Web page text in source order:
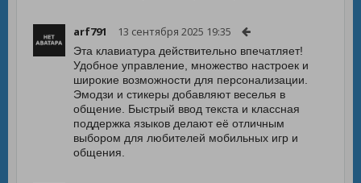
arf791 13 сентября 2025 19:35
Эта клавиатура действительно впечатляет!
Удобное управление, множество настроек и
широкие возможности для персонализации.
Эмодзи и стикеры добавляют веселья в
общение. Быстрый ввод текста и классная
поддержка языков делают её отличным
выбором для любителей мобильных игр и
общения.